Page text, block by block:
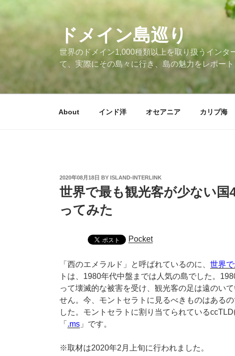
content
ドメイン島巡り
世界のドメイン1,000種類以上を取り扱うイン
て、実際にその島々に行き、島の魅力をレポート
About インド洋 オセアニア カリブ海
POSTED
ON
2020年08月18日 BY ISLAND-INTERLINK
世界で最も観光客が少ない
ってみた
Pocket
「西のエメラルド」と呼ばれているのに、 世界
トは、1980年代中盤までは人気の島でした。
って壊滅的な被害を受け、観光客の足は遠のい
せん。今、モントセラトに見るべきものはある
した。モントセラトに割り当てられている
「 .ms 」です。
※取材は2020年2月上旬に行われました。